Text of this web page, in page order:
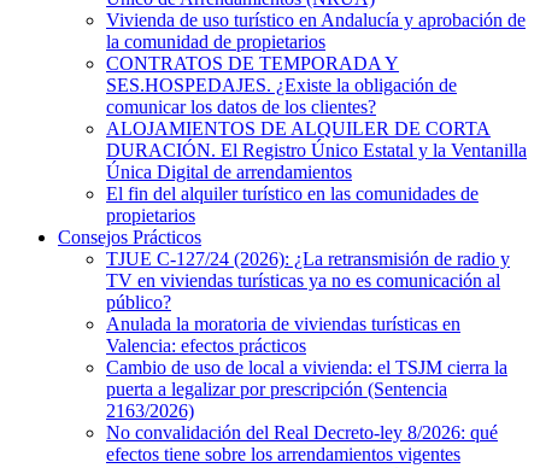
Vivienda de uso turístico en Andalucía y aprobación de
la comunidad de propietarios
CONTRATOS DE TEMPORADA Y
SES.HOSPEDAJES. ¿Existe la obligación de
comunicar los datos de los clientes?
ALOJAMIENTOS DE ALQUILER DE CORTA
DURACIÓN. El Registro Único Estatal y la Ventanilla
Única Digital de arrendamientos
El fin del alquiler turístico en las comunidades de
propietarios
Consejos Prácticos
TJUE C-127/24 (2026): ¿La retransmisión de radio y
TV en viviendas turísticas ya no es comunicación al
público?
Anulada la moratoria de viviendas turísticas en
Valencia: efectos prácticos
Cambio de uso de local a vivienda: el TSJM cierra la
puerta a legalizar por prescripción (Sentencia
2163/2026)
No convalidación del Real Decreto-ley 8/2026: qué
efectos tiene sobre los arrendamientos vigentes